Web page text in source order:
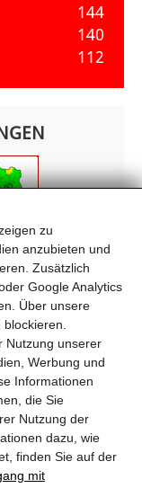
zu
anzubieten und
Zusätzlich
Google Analytics
Über unsere
Nutzung unserer
Werbung und
Informationen
die Sie
Nutzung der
dazu, wie
finden Sie auf der
mit
144
140
112
KRIMML